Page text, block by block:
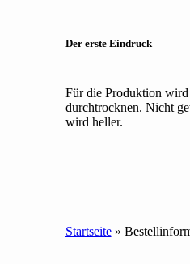
Der erste Eindruck
Für die Produktion wird
durchtrocknen. Nicht
wird heller.
Startseite »